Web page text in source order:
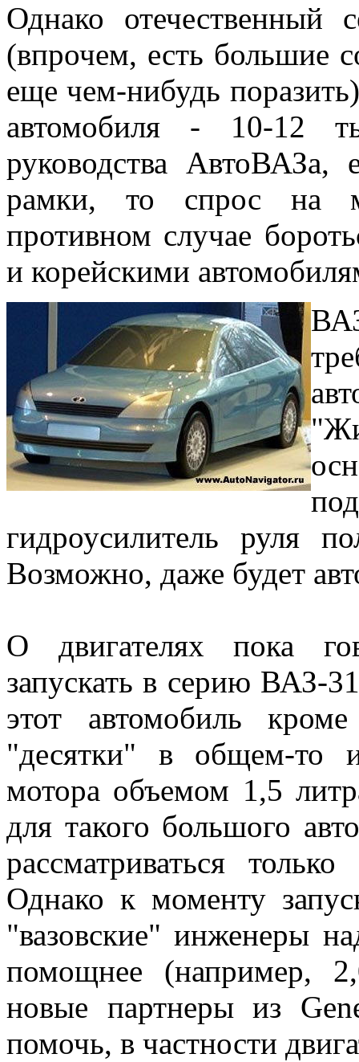
Однако отечественный
(впрочем, есть большие
еще чем-нибудь
автомобиля - 10-12
руководства АвтоВАЗа,
рамки, то спрос на
противном случае
и корейскими
гидроусилитель руля
Возможно, даже будет
О двигателях пока
запускать в серию ВАЗ-
этот автомобиль
"десятки" в общем-то
мотора объемом 1,5
для такого большого
рассматриваться
Однако к моменту
"вазовские" инженеры
помощнее (например,
новые партнеры из
помочь, в частности